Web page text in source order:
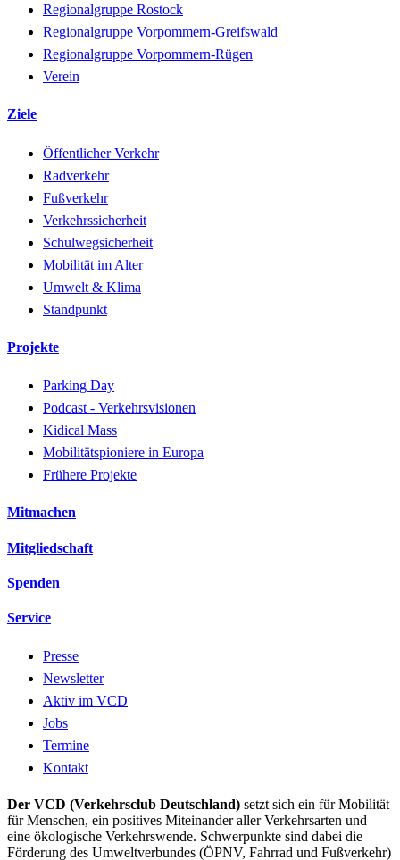
Regionalgruppe Rostock
Regionalgruppe Vorpommern-Greifswald
Regionalgruppe Vorpommern-Rügen
Verein
Ziele
Öffentlicher Verkehr
Radverkehr
Fußverkehr
Verkehrssicherheit
Schulwegsicherheit
Mobilität im Alter
Umwelt & Klima
Standpunkt
Projekte
Parking Day
Podcast - Verkehrsvisionen
Kidical Mass
Mobilitätspioniere in Europa
Frühere Projekte
Mitmachen
Mitgliedschaft
Spenden
Service
Presse
Newsletter
Aktiv im VCD
Jobs
Termine
Kontakt
Der VCD (Verkehrsclub Deutschland) setzt sich ein für Mobilität
für Menschen, ein positives Miteinander aller Verkehrsarten und
eine ökologische Verkehrswende. Schwerpunkte sind dabei die
Förderung des Umweltverbundes (ÖPNV, Fahrrad und Fußverkehr)